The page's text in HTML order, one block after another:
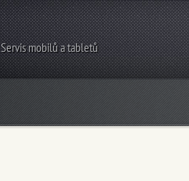
Servis mobilů a tabletů